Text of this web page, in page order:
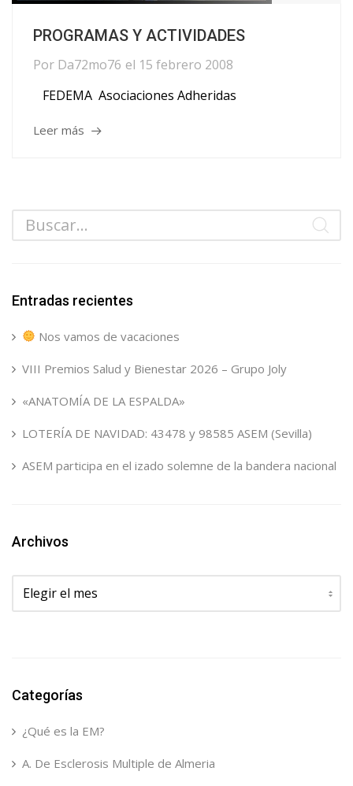
PROGRAMAS Y ACTIVIDADES
Por Da72mo76 el 15 febrero 2008
FEDEMA Asociaciones Adheridas
Leer más
Entradas recientes
Nos vamos de vacaciones
VIII Premios Salud y Bienestar 2026 – Grupo Joly
«ANATOMÍA DE LA ESPALDA»
LOTERÍA DE NAVIDAD: 43478 y 98585 ASEM (Sevilla)
ASEM participa en el izado solemne de la bandera nacional
Archivos
Archivos
Categorías
¿Qué es la EM?
A. De Esclerosis Multiple de Almeria